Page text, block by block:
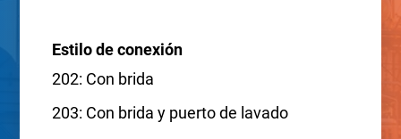
Estilo de conexión
202: Con brida
203: Con brida y puerto de lavado